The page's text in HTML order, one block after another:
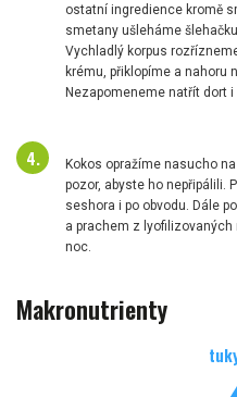
ostatní ingredience kromě
smetany ušleháme
Vychladlý korpus
krému, přiklopíme a nahoru
Nezapomeneme natřít dort i
Kokos opražíme nasucho
pozor, abyste ho nepřipálili.
seshora i po obvodu. Dále
a prachem z
noc.
Makronutrienty